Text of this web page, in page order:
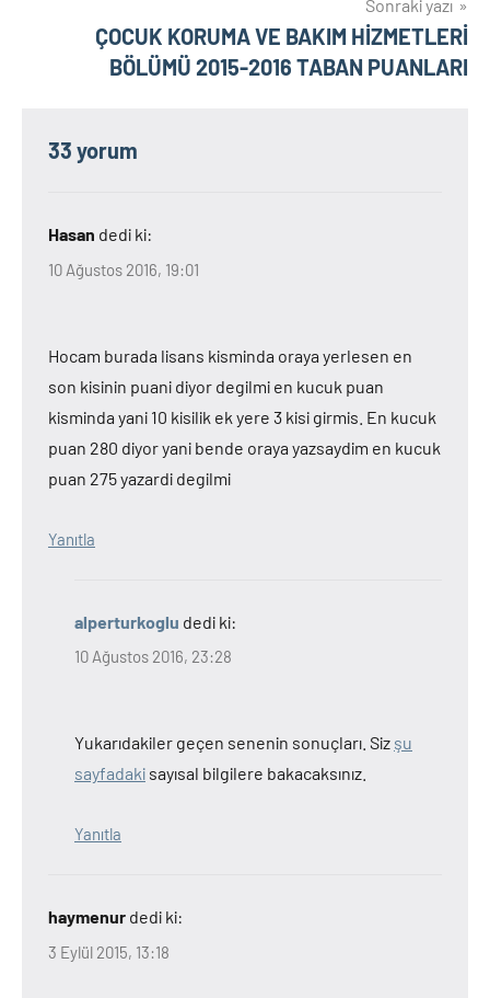
Sonraki yazı
ÇOCUK KORUMA VE BAKIM HİZMETLERİ
BÖLÜMÜ 2015-2016 TABAN PUANLARI
33 yorum
Hasan dedi ki:
10 Ağustos 2016, 19:01
Hocam burada lisans kisminda oraya yerlesen en
son kisinin puani diyor degilmi en kucuk puan
kisminda yani 10 kisilik ek yere 3 kisi girmis. En kucuk
puan 280 diyor yani bende oraya yazsaydim en kucuk
puan 275 yazardi degilmi
Yanıtla
alperturkoglu dedi ki:
10 Ağustos 2016, 23:28
Yukarıdakiler geçen senenin sonuçları. Siz şu
sayfadaki sayısal bilgilere bakacaksınız.
Yanıtla
haymenur dedi ki:
3 Eylül 2015, 13:18